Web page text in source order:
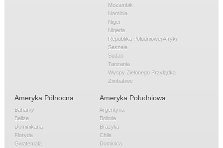
Mozambik
Namibia
Niger
Nigeria
Republika Południowej Afryki
Seszele
Sudan
Tanzania
Wyspy Zielonego Przylądka
Zimbabwe
Ameryka Północna
Bahamy
Belize
Dominikana
Floryda
Gwatemala
Ameryka Południowa
Argentyna
Boliwia
Brazylia
Chile
Dominica